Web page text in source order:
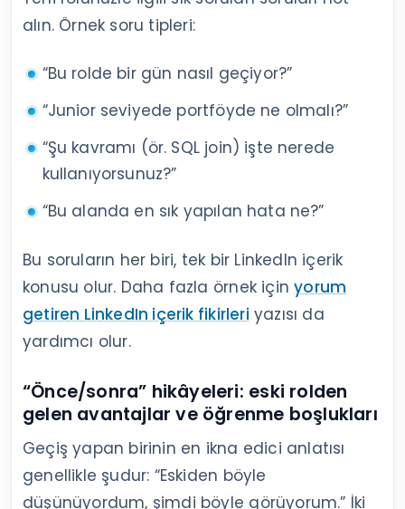
alın. Örnek soru tipleri:
“Bu rolde bir gün nasıl geçiyor?”
“Junior seviyede portföyde ne olmalı?”
“Şu kavramı (ör. SQL join) işte nerede
kullanıyorsunuz?”
“Bu alanda en sık yapılan hata ne?”
Bu soruların her biri, tek bir LinkedIn içerik
konusu olur. Daha fazla örnek içinyorum
getiren LinkedIn içerik fikirleri yazısı da
yardımcı olur.
“Önce/sonra” hikâyeleri: eski rolden
gelen avantajlar ve öğrenme boşlukları
Geçiş yapan birinin en ikna edici anlatısı
genellikle şudur: “Eskiden böyle
düşünüyordum, şimdi böyle görüyorum.” İki